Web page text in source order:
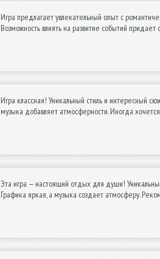
Игра предлагает увлекательный опыт с
Возможность влиять на развитие событий
Игра классная! Уникальный стиль и интересный
музыка добавляет атмосферности. Иногда
Эта игра — настоящий отдых для души!
Графика яркая, а музыка создает атмосферу.